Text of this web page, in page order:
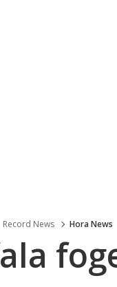
Record News Hora News